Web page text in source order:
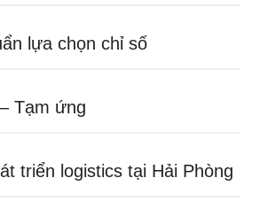
lựa chọn chỉ số
Tạm ứng
triển logistics tại Hải Phòng